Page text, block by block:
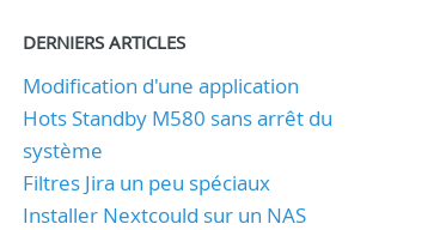
DERNIERS ARTICLES
Modification d'une application
Hots Standby M580 sans arrêt du
système
Filtres Jira un peu spéciaux
Installer Nextcould sur un NAS